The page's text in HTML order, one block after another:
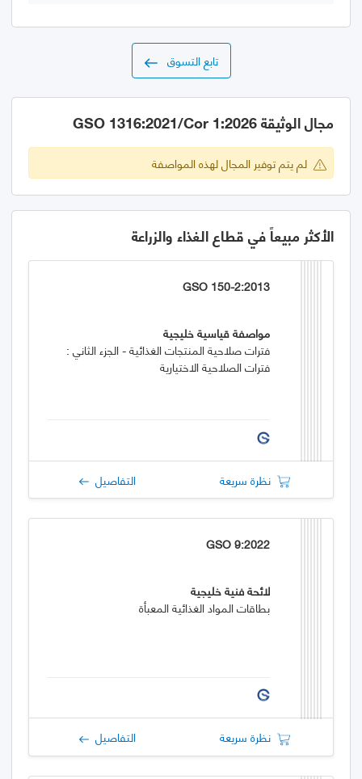
تابع التسوق
مجال الوثيقة GSO 1316:2021/Cor 1:2026
لم يتم توفير المجال لهذه المواصفة
الأكثر مبيعاً في قطاع الغذاء والزراعة
GSO 150-2:2013
مواصفة قياسية خليجية
فترات صلاحية المنتجات الغذائية - الجزء الثاني :
فترات الصلاحية الاختيارية
نظرة سريعة التفاصيل
GSO 9:2022
لائحة فنية خليجية
بطاقات المواد الغذائية المعبأة
نظرة سريعة التفاصيل